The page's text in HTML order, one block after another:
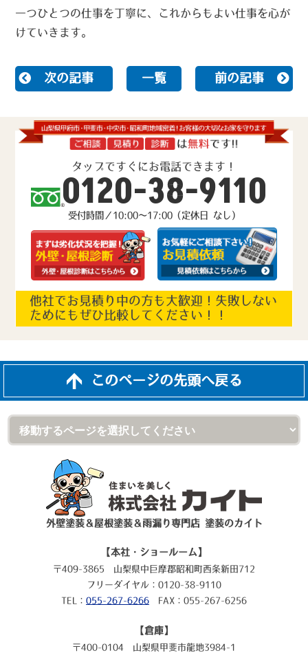
一つひとつの仕事を丁寧に、これからもよい仕事を心が
けていきます。
次の記事 一覧 前の記事
タップですぐにお電話できます！
0120-38-9110
受付時間／10:00～17:00（定休日 なし）
他社でお見積り中の方も大歓迎！失敗しない
ためにもぜひ比較してください！！
このページの先頭へ戻る
外壁塗装＆屋根塗装＆雨漏り専門店 塗装のカイト
【本社・ショールーム】
〒409-3865 山梨県中巨摩郡昭和町西条新田712
フリーダイヤル：0120-38-9110
TEL： 055-267-6266 FAX：055-267-6256
【倉庫】
〒400-0104 山梨県甲斐市龍地3984-1